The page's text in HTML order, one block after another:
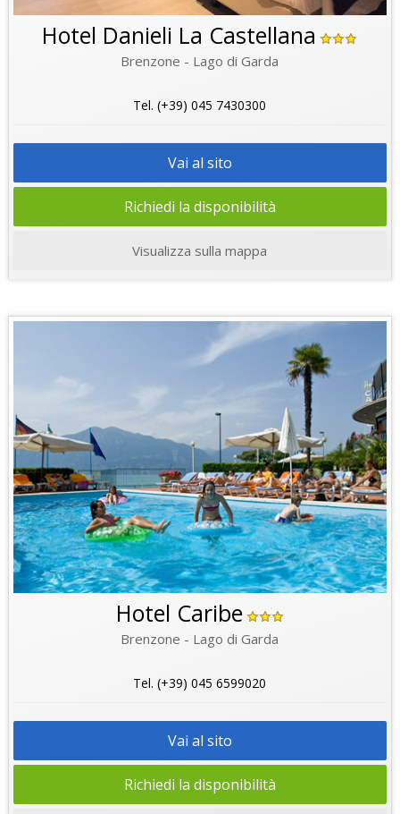
Hotel Danieli La Castellana
Brenzone - Lago di Garda
Tel. (+39) 045 7430300
Vai al sito
Richiedi la disponibilità
Visualizza sulla mappa
Hotel Caribe
Brenzone - Lago di Garda
Tel. (+39) 045 6599020
Vai al sito
Richiedi la disponibilità